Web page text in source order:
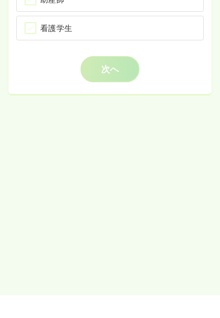
看護学生
次へ